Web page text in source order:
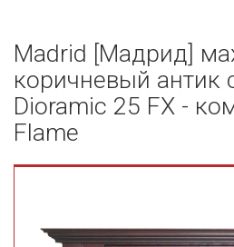
Madrid [Мадрид]
коричневый антик
Dioramic 25 FX -
Flame